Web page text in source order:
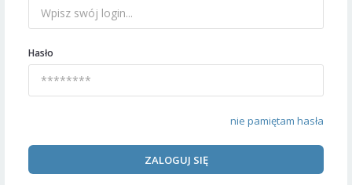
Hasło
nie pamiętam hasła
ZALOGUJ SIĘ